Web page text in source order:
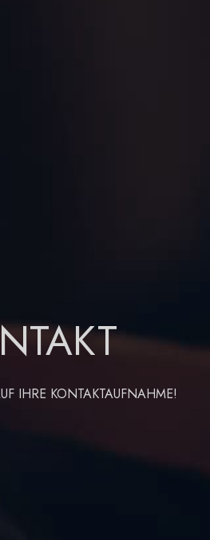
IHRE KONTAKTAUFNAHME!